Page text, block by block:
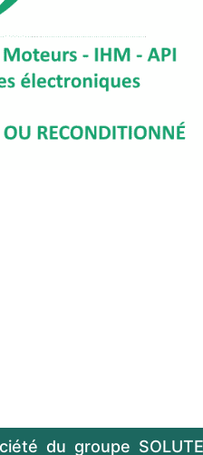
du groupe